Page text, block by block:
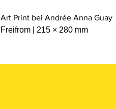
Art Print bei Andrée Anna Guay
Freifrom | 215 × 280 mm